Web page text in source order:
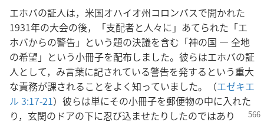
エホバの証人は，米国オハイオ州コロンバスで開かれた
1931年の大会の後，「支配者と人々に」あてられた「エ
ホバからの警告」という題の決議を含む「神の国 ― 全地
の希望」という小冊子を配布しました。彼らはエホバの証
人として，み言葉に記されている警告を発するという重大
な責務が課されることをよく知っていました。（エゼキエ
ル 3:17-21）彼らは単にその小冊子を郵便物の中に入れた
り，玄関のドアの下に忍び込ませたりしたのではあり